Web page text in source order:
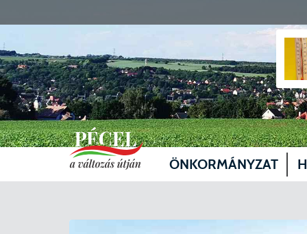
ÖNKORMÁNYZAT